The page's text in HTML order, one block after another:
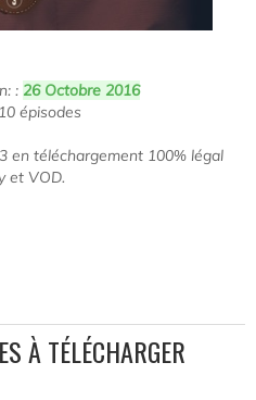
: 26 Octobre 2016
épisodes
en téléchargement 100% légal
et VOD.
À TÉLÉCHARGER